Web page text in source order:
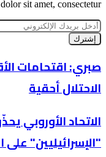
sit amet, consectetur.
أدخل
بريدك
الإلكتروني
اقتحامات
الأقصى
ومسيرات
لن
الاحتلال
صبري: اقتحامات
الاحتلال أحقية
الاتحاد
الأوروبي
يحذّر
من
الاتحاد الأوروبي
"الإسرائيليين"